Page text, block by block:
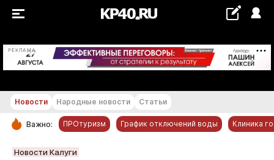
РЕКЛАМА +17...+18 °С
РУБРИКИ
Новости Народные новости Статьи
Важно: ПРОтуризм График отключений воды Клиника
Новости Калуги